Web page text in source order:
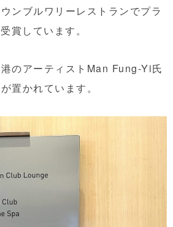
ンブルワリーレストランでプラ
賞しています。
のアーティストMan Fung-Yi氏
置かれています。